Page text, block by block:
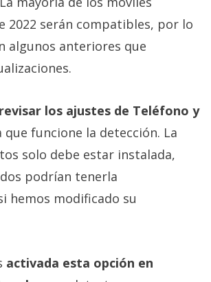
2022 serán compatibles, por lo
algunos anteriores que
revisar los ajustes de Teléfono y
que funcione la detección. La
solo debe estar instalada,
podrían tenerla
hemos modificado su
activada esta opción en